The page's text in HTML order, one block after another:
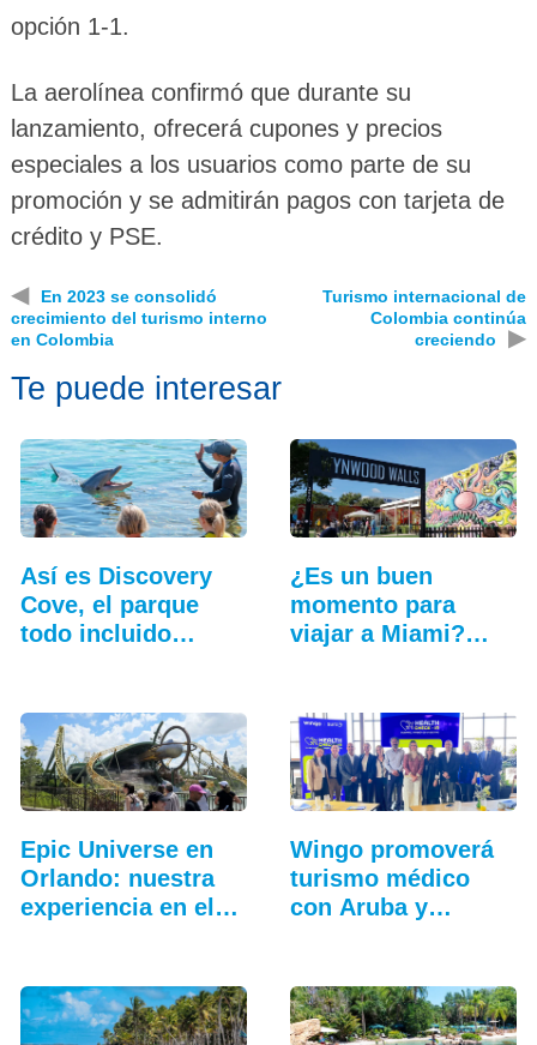
opción 1-1.
La aerolínea confirmó que durante su
lanzamiento, ofrecerá cupones y precios
especiales a los usuarios como parte de su
promoción y se admitirán pagos con tarjeta de
crédito y PSE.
◀
En 2023 se consolidó
crecimiento del turismo interno
en Colombia
Turismo internacional de
Colombia continúa
creciendo
▶
Te puede interesar
Así es Discovery
Cove, el parque
todo incluido
¿Es un buen
momento para
viajar a Miami?
Epic Universe en
Orlando: nuestra
experiencia en el…
Wingo promoverá
turismo médico
con Aruba y